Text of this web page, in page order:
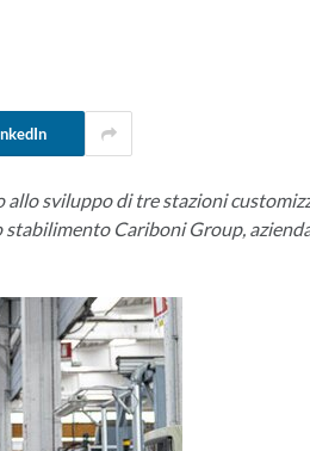
sviluppo di tre stazioni
stabilimento Cariboni Group,